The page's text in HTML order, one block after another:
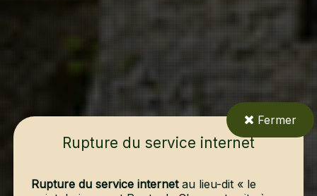
Fermer
Rupture du service internet
Rupture du service internetau lieu-dit « le